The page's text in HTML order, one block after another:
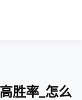
胜率_怎么